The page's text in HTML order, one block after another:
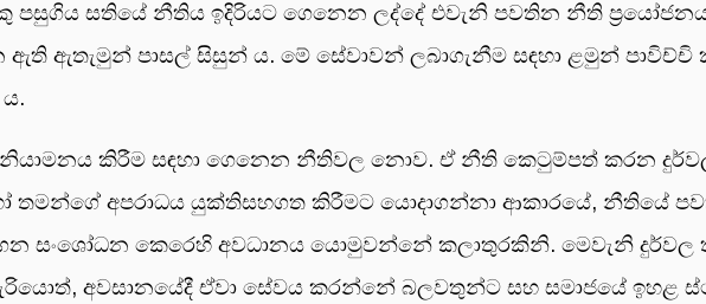
පසුගිය සතියේ නීතිය ඉදිරියට ගෙනෙන ලද්දේ එවැනි පවතින නීති
ඇතැමුන් පාසල් සිසුන් ය. මේ සේවාවන් ලබාගැනීම සඳහා ළමුන් පාවිච්චි
නියාමනය කිරීම සඳහා ගෙනෙන නීතිවල නොව. ඒ නීති කෙටුම්පත් කරන
තමන්ගේ අපරාධය යුක්තිසහගත කිරීමට යොදාගන්නා ආකාරයේ, නීතියේ
සංශෝධන කෙරෙහි අවධානය යොමුවන්නේ කලාතුරකිනි. මෙවැනි
අවසානයේදී ඒවා සේවය කරන්නේ බලවතුන්ට සහ සමාජයේ ඉහළ